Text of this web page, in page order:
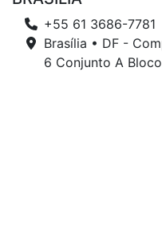
+55 61 3686-7781
Brasília • DF -
6 Conjunto A